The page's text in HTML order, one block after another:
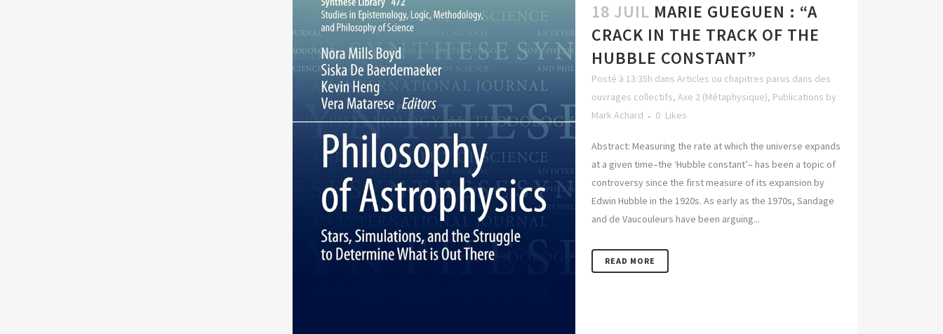
18 JUIL MARIE GUEGUEN : “A
CRACK IN THE TRACK OF THE
HUBBLE CONSTANT”
Posté à 13:35h dans Articles ou chapitres parus dans des
ouvrages collectifs, Axe 2 (Métaphysique), Publications by
Mark Achard
0 Likes
Abstract: Measuring the rate at which the universe expands
at a given time–the ‘Hubble constant’– has been a topic of
controversy since the first measure of its expansion by
Edwin Hubble in the 1920s. As early as the 1970s, Sandage
and de Vaucouleurs have been arguing...
READ MORE